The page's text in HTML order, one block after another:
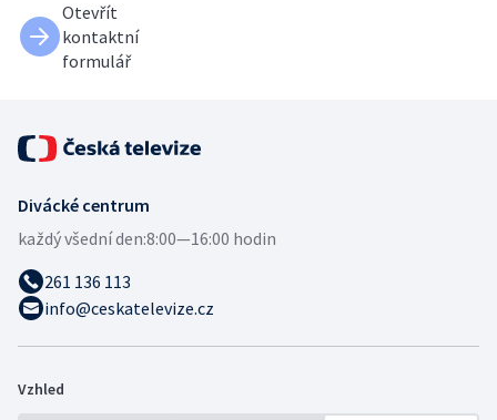
Otevřít
kontaktní
formulář
Divácké centrum
každý všední den:8:00—16:00 hodin
261 136 113
info@ceskatelevize.cz
Vzhled